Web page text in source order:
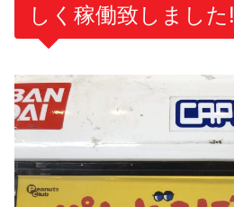
しく稼働致しました!